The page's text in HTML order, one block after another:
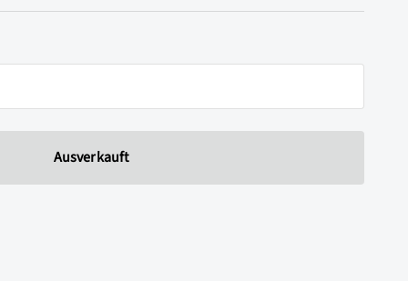
Ausverkauft